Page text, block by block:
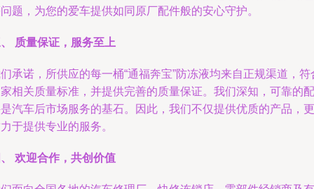
题，为您的爱车提供如同原厂配件般的安心守护。
质量保证，服务至上
承诺，所供应的每一桶“通福奔宝”防冻液均来自正规渠道，符
相关质量标准，并提供完善的质量保证。我们深知，可靠的配
汽车后市场服务的基石。因此，我们不仅提供优质的产品，更
于提供专业的服务。
欢迎合作，共创价值